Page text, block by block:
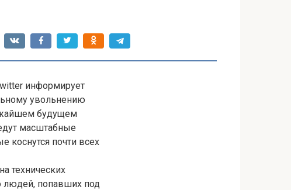
информирует
увольнению
будущем
масштабные
коснутся почти всех
технических
людей, попавших под